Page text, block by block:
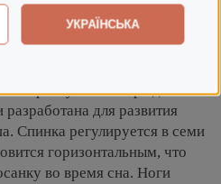
есть эргономичная
изготовленная
волокна. Прогулочная
по росту пассажира до его
для развития
Спинка регулируется в семи
горизонтальным, что
во время сна. Ноги
УКРАЇНСЬКА